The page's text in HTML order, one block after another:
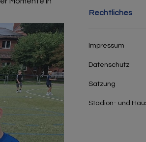
Rechtliches
Impressum
Datenschutz
Satzung
Stadion- und